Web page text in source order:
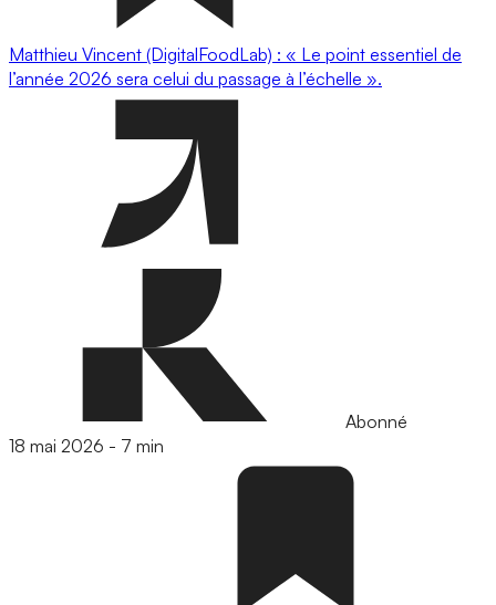
Matthieu Vincent (DigitalFoodLab) : « Le point essentiel de
l’année 2026 sera celui du passage à l’échelle ».
Abonné
18 mai 2026 - 7 min